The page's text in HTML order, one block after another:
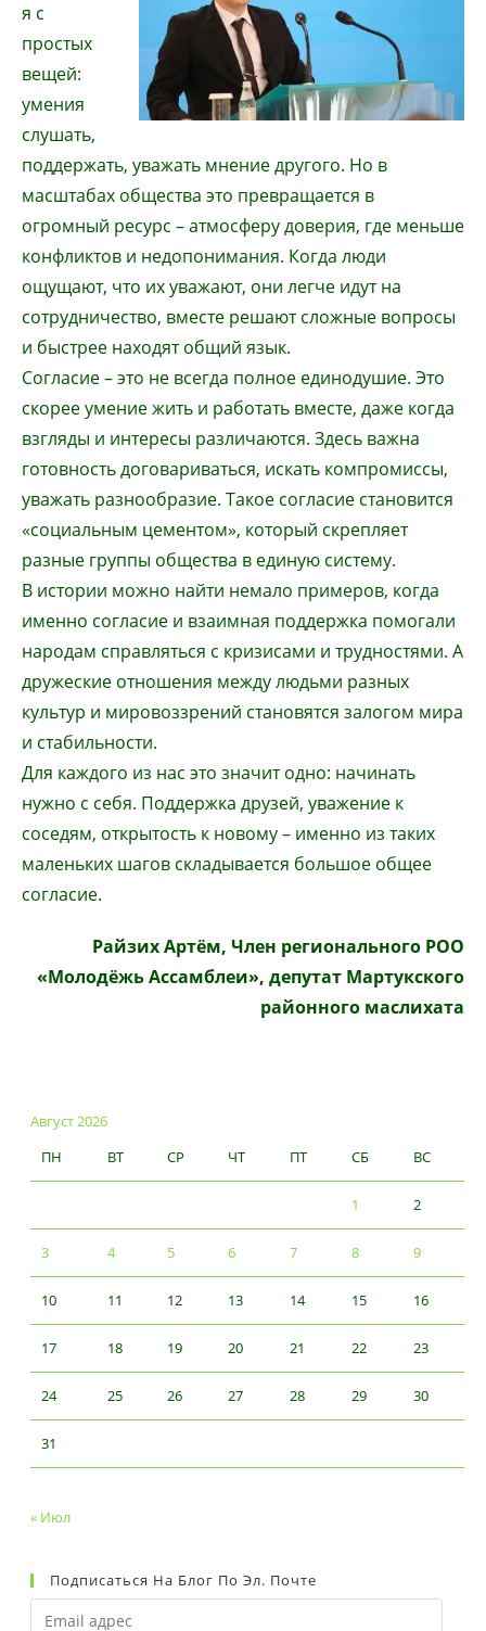
я с
простых
вещей:
умения
слушать,
поддержать, уважать мнение другого. Но в
масштабах общества это превращается в
огромный ресурс – атмосферу доверия, где меньше
конфликтов и недопонимания. Когда люди
ощущают, что их уважают, они легче идут на
сотрудничество, вместе решают сложные вопросы
и быстрее находят общий язык.
Согласие – это не всегда полное единодушие. Это
скорее умение жить и работать вместе, даже когда
взгляды и интересы различаются. Здесь важна
готовность договариваться, искать компромиссы,
уважать разнообразие. Такое согласие становится
«социальным цементом», который скрепляет
разные группы общества в единую систему.
В истории можно найти немало примеров, когда
именно согласие и взаимная поддержка помогали
народам справляться с кризисами и трудностями. А
дружеские отношения между людьми разных
культур и мировоззрений становятся залогом мира
и стабильности.
Для каждого из нас это значит одно: начинать
нужно с себя. Поддержка друзей, уважение к
соседям, открытость к новому – именно из таких
маленьких шагов складывается большое общее
согласие.
Райзих Артём, Член регионального РОО
«Молодёжь Ассамблеи», депутат Мартукского
районного маслихата
Август 2026
ПН
ВТ СР ЧТ ПТ СБ ВС
1 2
3 4 5 6 7 8 9
10 11 12 13 14 15 16
17 18 19 20 21 22 23
24 25 26 27 28 29 30
31
« Июл
Подписаться На Блог По Эл. Почте
Email